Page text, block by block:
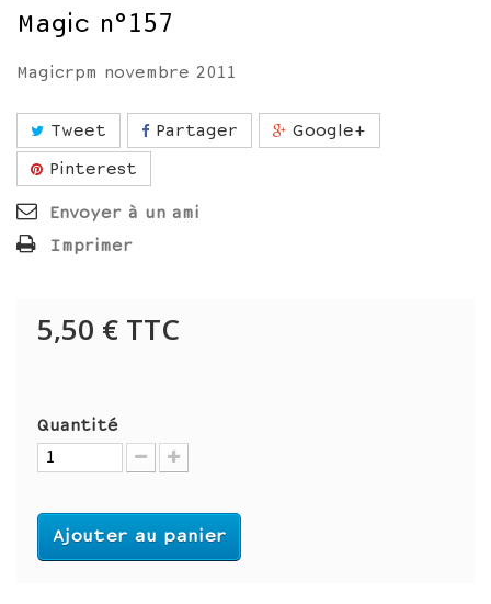
Magic n°157
Magicrpm novembre 2011
Tweet Partager
Google+
Pinterest
Envoyer à un ami
Imprimer
5,50 € TTC
Quantité
Ajouter au panier